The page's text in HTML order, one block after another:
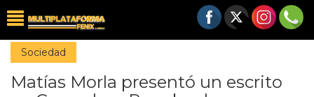
Sociedad
Matías Morla presentó un escrito